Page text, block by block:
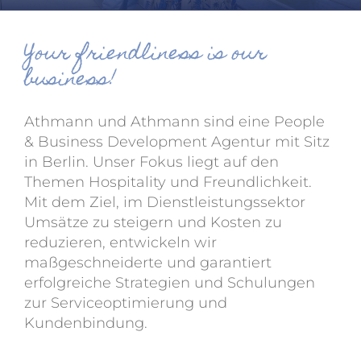
Your friendliness is our
business!
Athmann und Athmann sind eine People
& Business Development Agentur mit Sitz
in Berlin. Unser Fokus liegt auf den
Themen Hospitality und Freundlichkeit.
Mit dem Ziel, im Dienstleistungssektor
Umsätze zu steigern und Kosten zu
reduzieren, entwickeln wir
maßgeschneiderte und garantiert
erfolgreiche Strategien und Schulungen
zur Serviceoptimierung und
Kundenbindung.